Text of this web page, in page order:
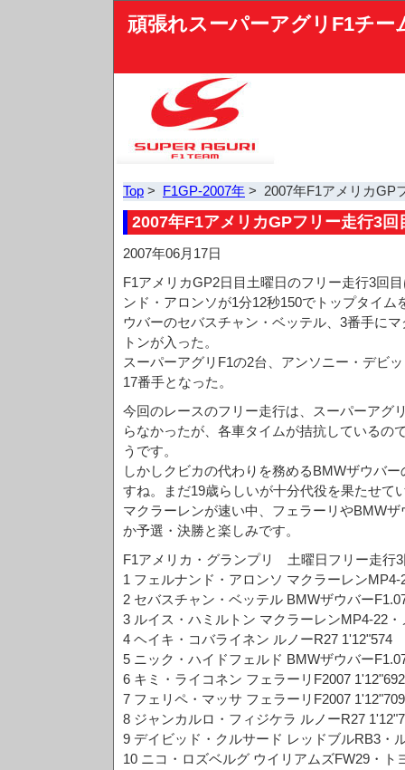
頑張れスーパーアグリF1チー
Top > F1GP-2007年 > 2007年F1アメリカGP
2007年F1アメリカGPフリー走行3回
2007年06月17日
F1アメリカGP2日目土曜日のフリー走行3回
ンド・アロンソが1分12秒150でトップタイム
ウバーのセバスチャン・ベッテル、3番手に
トンが入った。
スーパーアグリF1の2台、アンソニー・デビ
17番手となった。
今回のレースのフリー走行は、スーパーアグ
らなかったが、各車タイムが拮抗しているの
うです。
しかしクビカの代わりを務めるBMWザウバ
すね。まだ19歳らしいが十分代役を果たせて
マクラーレンが速い中、フェラーリやBMW
か予選・決勝と楽しみです。
F1アメリカ・グランプリ 土曜日フリー走行
1 フェルナンド・アロンソ マクラーレン
2 セバスチャン・ベッテル BMWザウバー
3 ルイス・ハミルトン マクラーレンMP4-22
4 ヘイキ・コバライネン ルノーR27 1'12"574
5 ニック・ハイドフェルド BMWザウバー
6 キミ・ライコネン フェラーリF2007 1'12"692
7 フェリペ・マッサ フェラーリF2007 1'12"709
8 ジャンカルロ・フィジケラ ルノーR27
9 デイビッド・クルサード レッドブルRB3・
10 ニコ・ロズベルグ ウイリアムズFW29・ト